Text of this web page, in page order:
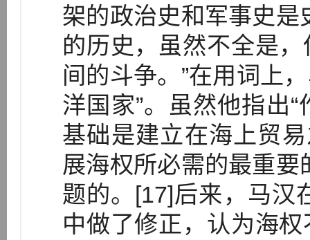
架的政治史和军事史是
的历史，虽然不全是
间的斗争。”在用词上
洋国家”。虽然他指出
基础是建立在海上贸
展海权所必需的最重要
题的。[17]后来，马汉
中做了修正，认为海